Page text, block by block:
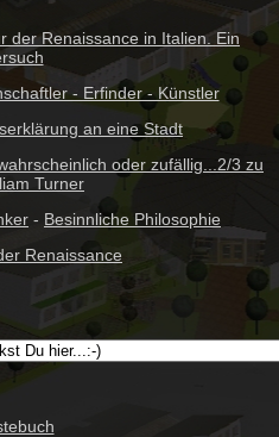
der Renaissance in Italien. Ein
- Erfinder - Künstler
an eine Stadt
oder zufällig...2/3 zu
Turner
- Besinnliche Philosophie
Renaissance